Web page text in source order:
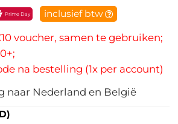
Prime Day inclusief btw
voucher, samen te gebruiken;
na bestelling (1x per account)
naar Nederland en België